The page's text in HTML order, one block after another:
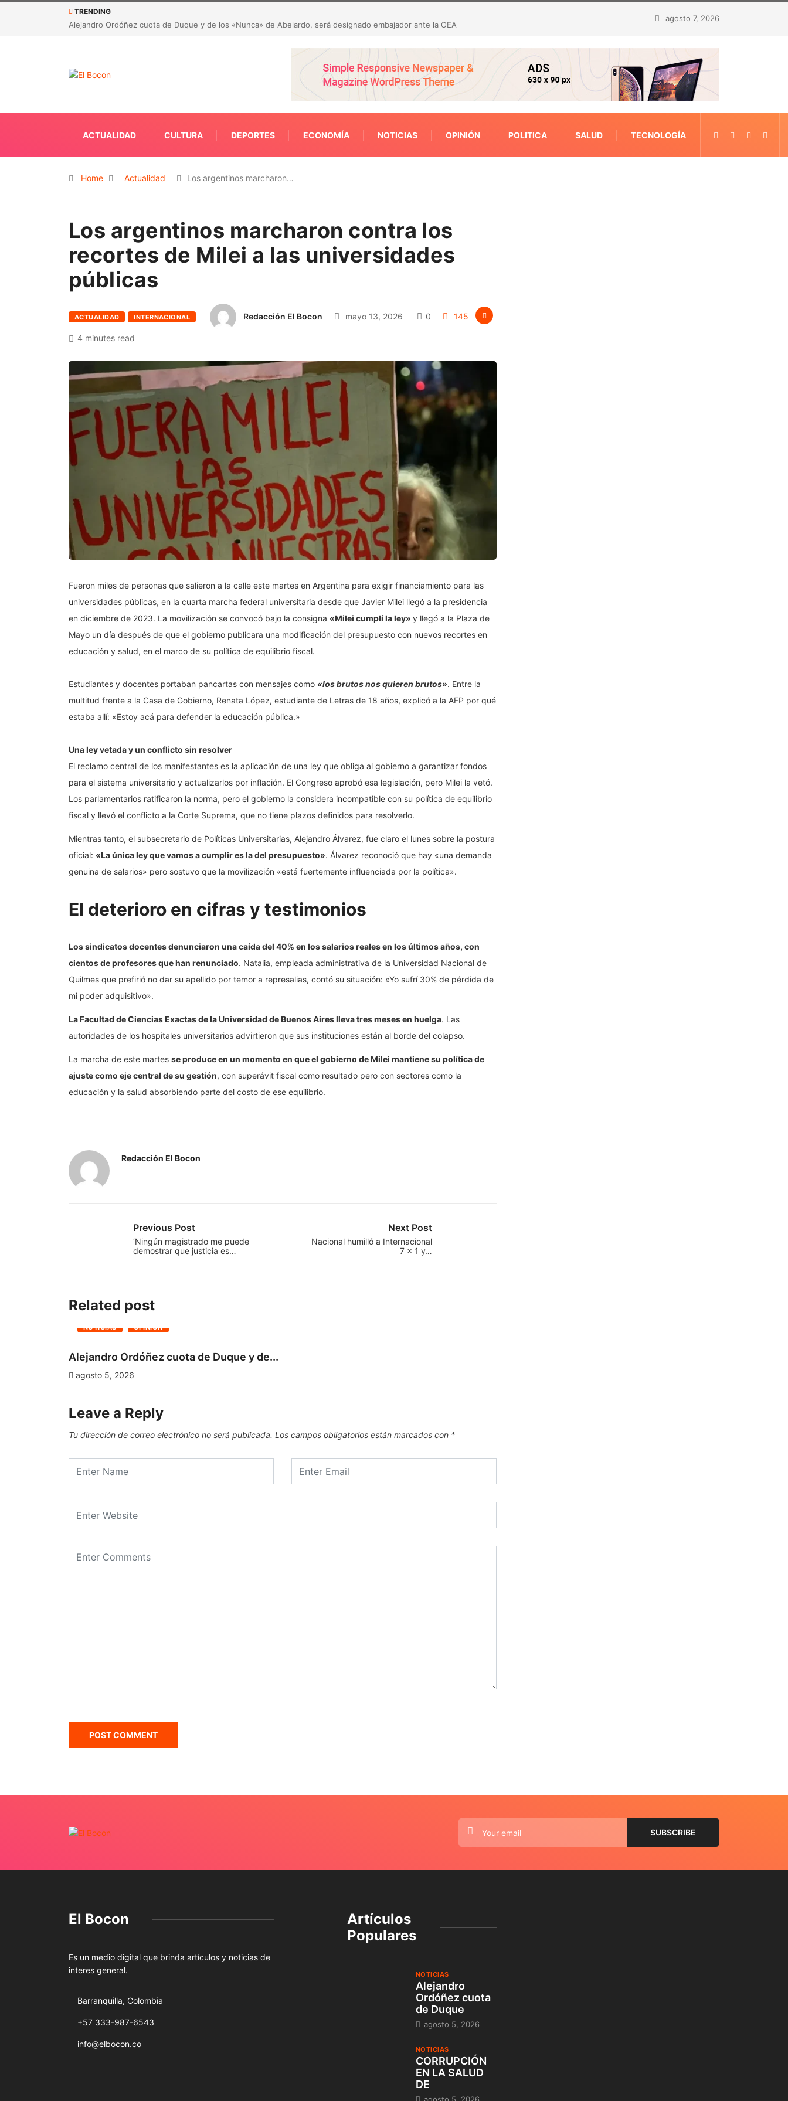
TRENDING
embajador ante la OEACORRUPCIÓN EN LA SALUD DE ANTIOQUIA: Detectaron 23 hallazgos por presunta malversación de
agosto 7, 2026
ACTUALIDAD CULTURA DEPORTES ECONOMÍA NOTICIAS OPINIÓN POLITICA SALUD TECNOLOGÍA
Home Actualidad Los argentinos marcharon…
Los argentinos marcharon contra los
recortes de Milei a las universidades
públicas
ACTUALIDAD INTERNACIONAL Redacción El Bocon mayo 13, 2026 0 145
4 minutes read
Fueron miles de personas que salieron a la calle este martes en Argentina para exigir financiamiento para las
universidades públicas, en la cuarta marcha federal universitaria desde que Javier Milei llegó a la presidencia
en diciembre de 2023. La movilización se convocó bajo la consigna «Milei cumplí la ley» y llegó a la Plaza de
Mayo un día después de que el gobierno publicara una modificación del presupuesto con nuevos recortes en
educación y salud, en el marco de su política de equilibrio fiscal.
Estudiantes y docentes portaban pancartas con mensajes como «los brutos nos quieren brutos». Entre la
multitud frente a la Casa de Gobierno, Renata López, estudiante de Letras de 18 años, explicó a la AFP por qué
estaba allí: «Estoy acá para defender la educación pública.»
Una ley vetada y un conflicto sin resolver
El reclamo central de los manifestantes es la aplicación de una ley que obliga al gobierno a garantizar fondos
para el sistema universitario y actualizarlos por inflación. El Congreso aprobó esa legislación, pero Milei la vetó.
Los parlamentarios ratificaron la norma, pero el gobierno la considera incompatible con su política de equilibrio
fiscal y llevó el conflicto a la Corte Suprema, que no tiene plazos definidos para resolverlo.
Mientras tanto, el subsecretario de Políticas Universitarias, Alejandro Álvarez, fue claro el lunes sobre la postura
oficial: «La única ley que vamos a cumplir es la del presupuesto». Álvarez reconoció que hay «una demanda
genuina de salarios» pero sostuvo que la movilización «está fuertemente influenciada por la política».
El deterioro en cifras y testimonios
Los sindicatos docentes denunciaron una caída del 40% en los salarios reales en los últimos años, con
cientos de profesores que han renunciado. Natalia, empleada administrativa de la Universidad Nacional de
Quilmes que prefirió no dar su apellido por temor a represalias, contó su situación: «Yo sufrí 30% de pérdida de
mi poder adquisitivo».
La Facultad de Ciencias Exactas de la Universidad de Buenos Aires lleva tres meses en huelga. Las
autoridades de los hospitales universitarios advirtieron que sus instituciones están al borde del colapso.
La marcha de este martes se produce en un momento en que el gobierno de Milei mantiene su política de
ajuste como eje central de su gestión, con superávit fiscal como resultado pero con sectores como la
educación y la salud absorbiendo parte del costo de ese equilibrio.
Redacción El Bocon
Previous Post
‘Ningún magistrado me puede
demostrar que justicia es…
Next Post
Nacional humilló a Internacional
7 x 1 y…
Related post
NOTICIAS OPINIÓN
Alejandro Ordóñez cuota de Duque y de...
agosto 5, 2026
Leave a Reply
Tu dirección de correo electrónico no será publicada. Los campos obligatorios están marcados con *
El Bocon
Es un medio digital que brinda artículos y noticias de
interes general.
Barranquilla, Colombia
+57 333-987-6543
info@elbocon.co
Artículos
Populares
NOTICIAS
Alejandro
Ordóñez cuota
de Duque
agosto 5, 2026
NOTICIAS
CORRUPCIÓN
EN LA SALUD
DE